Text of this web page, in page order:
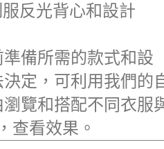
反光背心和設計
備所需的款式和設
定，可利用我們的
覽和搭配不同衣服
查看效果。